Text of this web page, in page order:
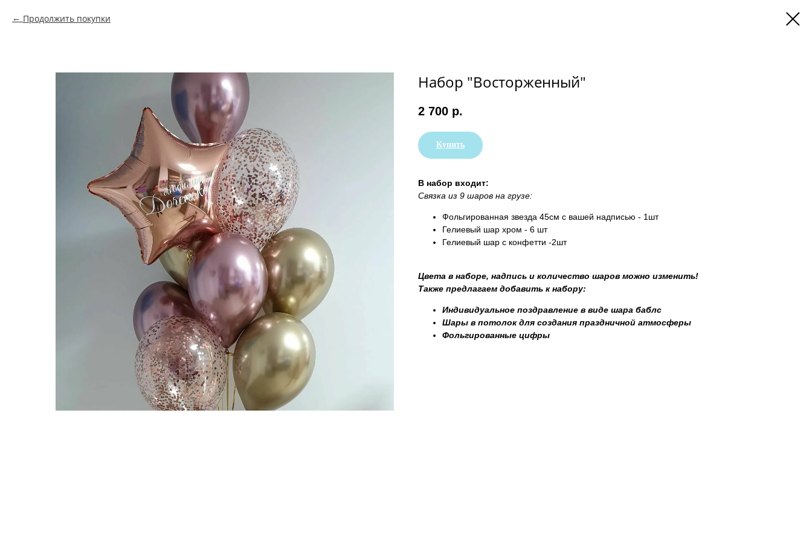
Продолжить покупки
Набор "Восторженный"
2 700 р.
Купить
В набор входит:
Связка из 9 шаров на грузе:
Фольгированная звезда 45см с вашей надписью - 1шт
Гелиевый шар хром - 6 шт
Гелиевый шар с конфетти -2шт
Цвета в наборе, надпись и количество шаров можно изменить!
Также предлагаем добавить к набору:
Индивидуальное поздравление в виде шара баблс
Шары в потолок для создания праздничной атмосферы
Фольгированные цифры